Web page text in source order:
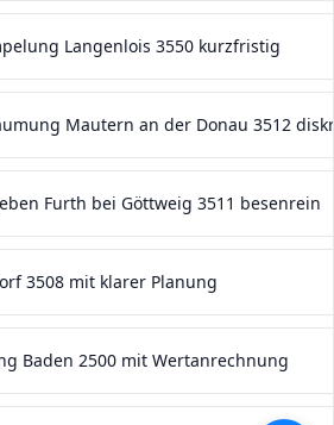
Langenlois 3550 kurzfristig
Mautern an der Donau 3512
Furth bei Göttweig 3511 besenrein
3508 mit klarer Planung
Baden 2500 mit Wertanrechnung